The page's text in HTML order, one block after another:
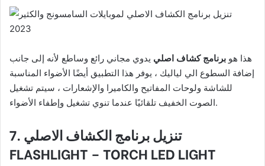
هذا هو برنامج كشاف اصلي يدوي مجاني رائع وساطع لأنه إلى جانب
إضافة السطوع الي لياليك ، يوفر هذا التطبيق أيضًا الأضواء المناسبة
للشاشة ولوحات المفاتيح والكاميرا والإشعارات ، سيتم تشغيل
الصوت الخفيف تلقائيًا عندما تنوي تشغيل وإطفاء الأضواء.
7. تنزيل برنامج الكشاف الاصلي
FLASHLIGHT – TORCH LED LIGHT